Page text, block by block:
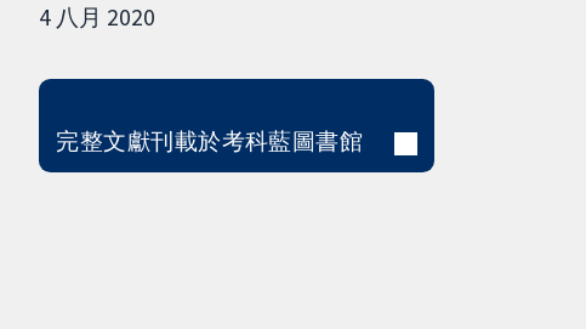
4 八月 2020
完整文獻刊載於考科藍圖書館